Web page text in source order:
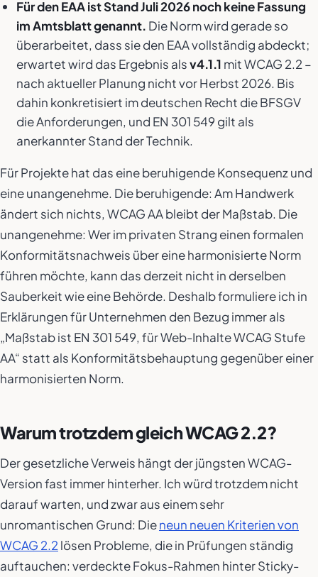
Für den EAA ist Stand Juli 2026 noch keine Fassung
im Amtsblatt genannt. Die Norm wird gerade so
überarbeitet, dass sie den EAA vollständig abdeckt;
erwartet wird das Ergebnis alsv4.1.1 mit WCAG 2.2 –
nach aktueller Planung nicht vor Herbst 2026. Bis
dahin konkretisiert im deutschen Recht die BFSGV
die Anforderungen, und EN 301 549 gilt als
anerkannter Stand der Technik.
Für Projekte hat das eine beruhigende Konsequenz und
eine unangenehme. Die beruhigende: Am Handwerk
ändert sich nichts, WCAG AA bleibt der Maßstab. Die
unangenehme: Wer im privaten Strang einen formalen
Konformitätsnachweis über eine harmonisierte Norm
führen möchte, kann das derzeit nicht in derselben
Sauberkeit wie eine Behörde. Deshalb formuliere ich in
Erklärungen für Unternehmen den Bezug immer als
„Maßstab ist EN 301 549, für Web-Inhalte WCAG Stufe
AA“ statt als Konformitätsbehauptung gegenüber einer
harmonisierten Norm.
Warum trotzdem gleich WCAG 2.2?
Der gesetzliche Verweis hängt der jüngsten WCAG-
Version fast immer hinterher. Ich würd trotzdem nicht
darauf warten, und zwar aus einem sehr
unromantischen Grund: Dieneun neuen Kriterien von
WCAG 2.2 lösen Probleme, die in Prüfungen ständig
auftauchen: verdeckte Fokus-Rahmen hinter Sticky-